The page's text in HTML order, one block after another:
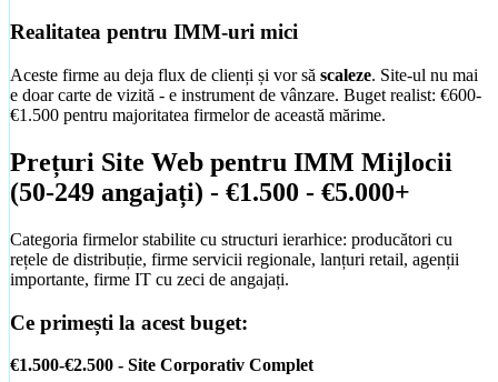
Crești organic în Google fără să plătești click
Suport & AI
Realitatea pentru IMM-uri mici
Aceste firme au deja flux de clienți și vor să scaleze. Site-ul nu mai
e doar carte de vizită - e instrument de vânzare. Buget realist: €600-
€1.500 pentru majoritatea firmelor de această mărime.
Prețuri Site Web pentru IMM Mijlocii
(50-249 angajați) - €1.500 - €5.000+
Categoria firmelor stabilite cu structuri ierarhice: producători cu
rețele de distribuție, firme servicii regionale, lanțuri retail, agenții
importante, firme IT cu zeci de angajați.
Ce primești la acest buget:
€1.500-€2.500 - Site Corporativ Complet